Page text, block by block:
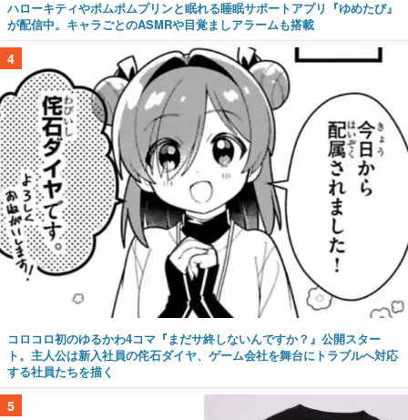
ハローキティやポムポムプリンと眠れる睡眠サポートアプリ『ゆめたび』
が配信中。キャラごとのASMRや目覚ましアラームも搭載
4
コロコロ初のゆるかわ4コマ『まだサ終しないんですか？』公開スター
ト。主人公は新入社員の侘石ダイヤ、ゲーム会社を舞台にトラブルへ対応
する社員たちを描く
5